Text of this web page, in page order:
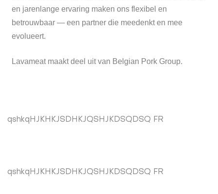
en jarenlange ervaring maken ons flexibel en
betrouwbaar — een partner die meedenkt en mee
evolueert.
Lavameat maakt deel uit van Belgian Pork Group.
qshkqHJKHKJSDHKJQSHJKDSQDSQ FR
qshkqHJKHKJSDHKJQSHJKDSQDSQ FR